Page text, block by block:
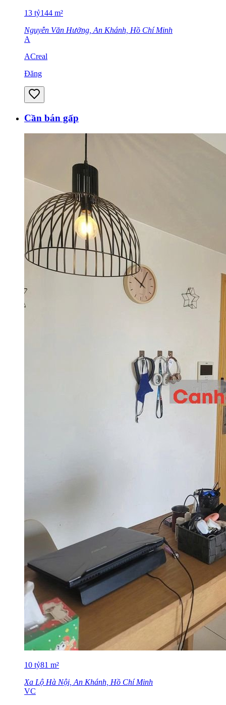
13 tỷ144 m²
Nguyễn Văn Hưởng, An Khánh, Hồ Chí Minh
A
ACreal
Đăng
Cần bán gấp
10 tỷ81 m²
Xa Lộ Hà Nội, An Khánh, Hồ Chí Minh
VC